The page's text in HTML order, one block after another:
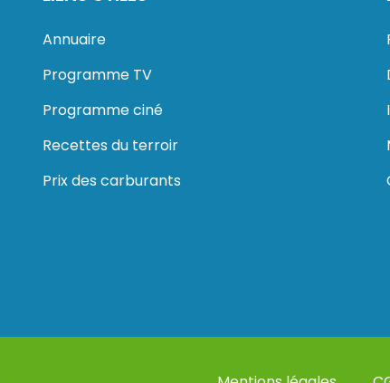
Annuaire
Programme TV
Programme ciné
Recettes du terroir
Prix des carburants